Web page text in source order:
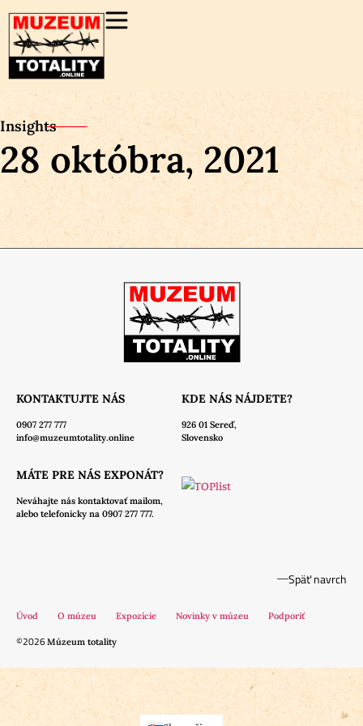
Insights
28 októbra, 2021
KONTAKTUJTE NÁS
0907 277 777
info@muzeumtotality.online
KDE NÁS NÁJDETE?
926 01 Sereď,
Slovensko
MÁTE PRE NÁS EXPONÁT?
Neváhajte nás kontaktovať mailom,
alebo telefonicky na 0907 277 777.
Späť navrch
Úvod O múzeu Expozície Novinky v múzeu Podporiť
©2026Múzeum totality